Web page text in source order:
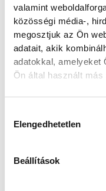
valamint
közösségi média-,
megosztjuk az Ön
adatait, akik
adatokkal, amelyeket
Ön által használt
Elengedhetetlen
Beállítások
Gizella-napok
SZERZŐ